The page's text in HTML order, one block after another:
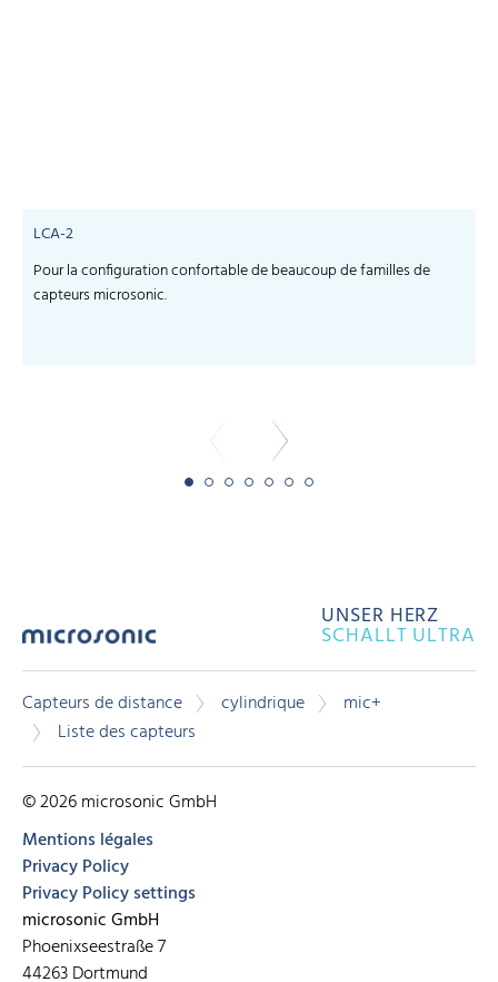
LCA-2
Pour la configuration confortable de beaucoup de familles de
capteurs microsonic.
UNSER HERZ
SCHALLT ULTRA
Capteurs de distance cylindrique
mic+
Liste des capteurs
© 2026 microsonic GmbH
Mentions légales
Privacy Policy
Privacy Policy settings
microsonic GmbH
Phoenixseestraße 7
44263 Dortmund